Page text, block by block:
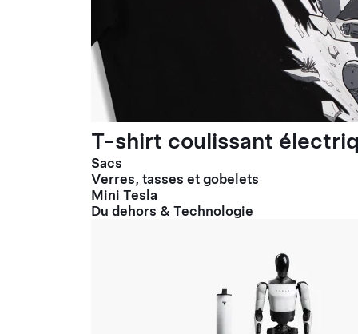
T-shirt coulissant
Sacs
Verres, tasses et gobelets
Mini Tesla
Du dehors & Technologie